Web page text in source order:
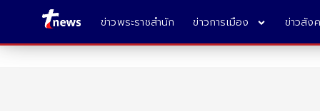
ข่าวพระราชสำนัก ข่าวการเมือง ข่าวสัง